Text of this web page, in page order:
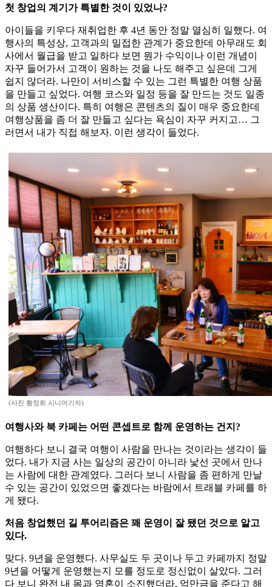
첫 창업의 계기가 특별한 것이 있었나?
아이들을 키우다 재취업한 후 4년 동안 정말 열심히 일했다. 여
행사의 특성상, 고객과의 밀접한 관계가 중요한데 아무래도 회
사에서 월급을 받고 일하다 보면 뭔가 수익이나 이런 개념이
자꾸 들어가서 고객이 원하는 것을 나도 해주고 싶은데 그게
쉽지 않더라. 나만이 서비스할 수 있는 그런 특별한 여행 상품
을 만들고 싶었다. 여행 코스와 일정 등을 잘 만드는 것도 일종
의 상품 생산이다. 특히 여행은 콘텐츠의 질이 매우 중요한데
여행상품을 좀 더 잘 만들고 싶다는 욕심이 자꾸 커지고… 그
러면서 내가 직접 해보자. 이런 생각이 들었다.
(사진 황정희 시니어기자)
여행사와 북 카페는 어떤 콘셉트로 함께 운영하는 건지?
여행하다 보니 결국 여행이 사람을 만나는 것이라는 생각이 들
었다. 내가 지금 사는 일상의 공간이 아니라 낯선 곳에서 만나
는 사람에 대한 관계였다. 그러다 보니 사람을 좀 편하게 만날
수 있는 공간이 있었으면 좋겠다는 바람에서 트래블 카페를 하
게 됐다.
처음 창업했던 길 투어리즘은 꽤 운영이 잘 됐던 것으로 알고
있다.
맞다. 9년을 운영했다. 사무실도 두 곳이나 두고 카페까지 정말
9년을 어떻게 운영했는지 모를 정도로 정신없이 살았다. 그러
다 보니 완전 내 몸과 영혼이 소진했더라. 억만금을 준다고 해